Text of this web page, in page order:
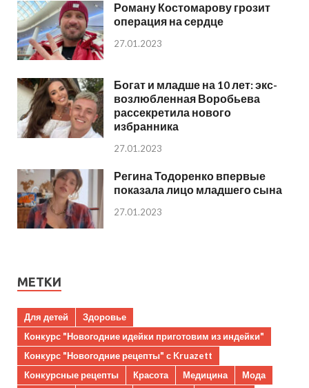
Роману Костомарову грозит
операция на сердце
27.01.2023
Богат и младше на 10 лет: экс-
возлюбленная Воробьева
рассекретила нового
избранника
27.01.2023
Регина Тодоренко впервые
показала лицо младшего сына
27.01.2023
МЕТКИ
Для детей
Здоровье
Конкурс "Новогодние идейки приготовим из индейки"
Конкурс "Новогодние рецепты" с Kruazett
Конкурсные рецепты
Красота Медицина
Мода